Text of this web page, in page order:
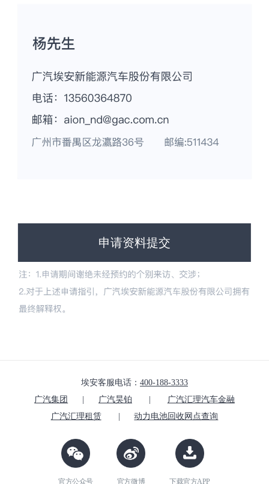
申请资料提交
埃安客服电话： 400-188-3333
广汽集团
| 广汽昊铂 |
广汽汇理汽车金融
广汽汇理租赁
| 动力电池回收网点查询
官方公众号 官方微博 下载官方APP